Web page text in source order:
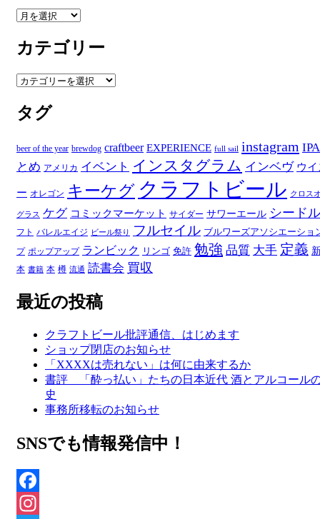
ア
カ
イ
ブ
カテゴリー
カ
ゴ
リ
タグ
beer of the year brewdog craftbeer EXPERIENCE full sail instagram IPA
とめ アメリカ イベント インスタグラム インベヴ ウ
ー オレゴン キーケグ クラフトビール クロス
グラス ケグ コミックマーケット サイダー サワーエール シードル
フト バレルエイジ ビール祭り フルセイル ブルワーズアソシエーショ
プ ポップアップ ランビック リンゴ 免許 勉強 品質 大手 定義
本 書籍 本 樽 流通 読書会 買収
最近の投稿
クラフトビール批評通信、はじめます
ショップ閉店のお知らせ
「XXXXは売れない」は何に由来するか
書評 「酔っ払い」たちの日本近代 酒とアルコール
史
事務所移転のお知らせ
SNSでも情報発信中！
Facebook